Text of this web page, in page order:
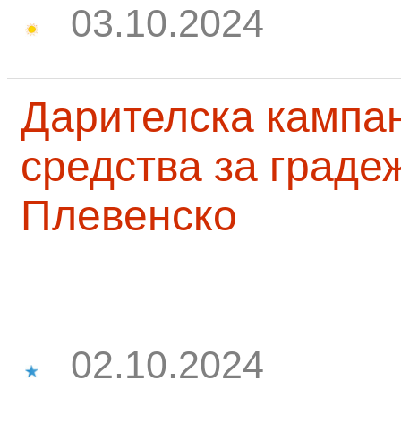
03.10.2024
Дарителска
средства за
Плевенско
02.10.2024